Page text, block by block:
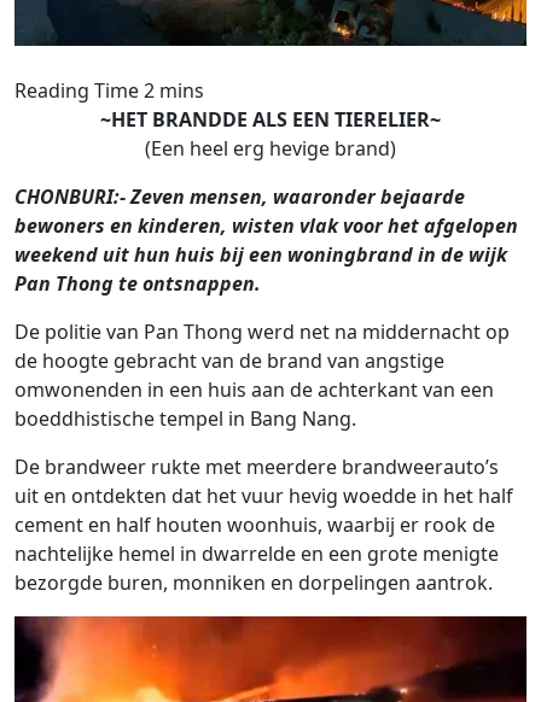
~HET BRANDDE ALS EEN TIERELIER~
(Een heel erg hevige brand)
CHONBURI:- Zeven mensen, waaronder bejaarde
bewoners en kinderen, wisten vlak voor het afgelopen
weekend uit hun huis bij een woningbrand in de wijk
Pan Thong te ontsnappen.
De politie van Pan Thong werd net na middernacht op
de hoogte gebracht van de brand van angstige
omwonenden in een huis aan de achterkant van een
boeddhistische tempel in Bang Nang.
De brandweer rukte met meerdere brandweerauto’s
uit en ontdekten dat het vuur hevig woedde in het half
cement en half houten woonhuis, waarbij er rook de
nachtelijke hemel in dwarrelde en een grote menigte
bezorgde buren, monniken en dorpelingen aantrok.